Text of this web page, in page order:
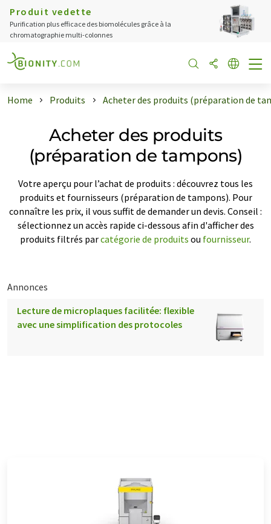
Produit vedette
Purification plus efficace des biomolécules grâce à la
chromatographie multi-colonnes
Home Produits Acheter des produits (préparation de
Acheter des produits
(préparation de tampons)
Votre aperçu pour l’achat de produits : découvrez tous les
produits et fournisseurs (préparation de tampons). Pour
connaître les prix, il vous suffit de demander un devis. Conseil :
sélectionnez un accès rapide ci-dessous afin d'afficher des
produits filtrés parcatégorie de produits ou fournisseur.
Annonces
Lecture de microplaques facilitée: flexible
avec une simplification des protocoles